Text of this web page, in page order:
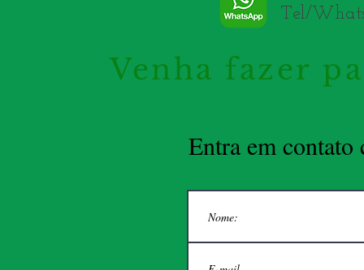
Tel/
Venha fazer
Entra em contato